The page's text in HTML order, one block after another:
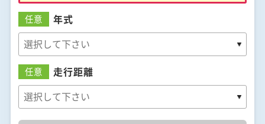
任意 年式
任意 走行距離